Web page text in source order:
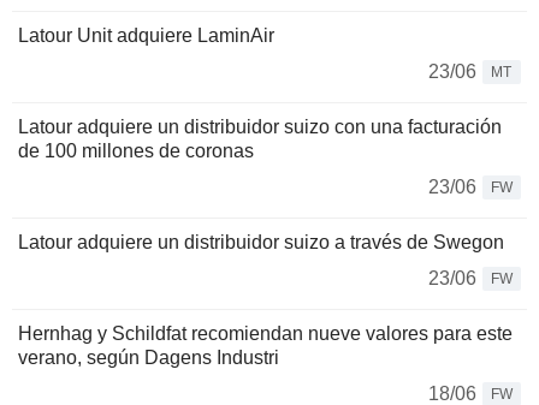
Latour Unit adquiere LaminAir
23/06
MT
Latour adquiere un distribuidor suizo con una facturación
de 100 millones de coronas
23/06
FW
Latour adquiere un distribuidor suizo a través de Swegon
23/06
FW
Hernhag y Schildfat recomiendan nueve valores para este
verano, según Dagens Industri
18/06
FW